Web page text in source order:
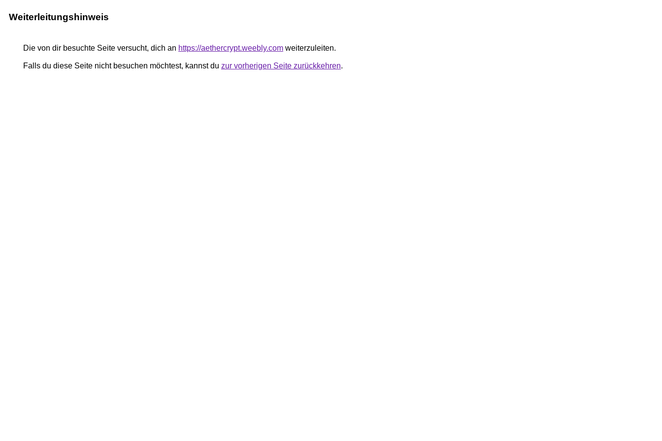
Weiterleitungshinweis
Die von dir besuchte Seite versucht, dich an https://aethercrypt.weebly.com weiterzuleiten.
Falls du diese Seite nicht besuchen möchtest, kannst du zur vorherigen Seite zurückkehren.